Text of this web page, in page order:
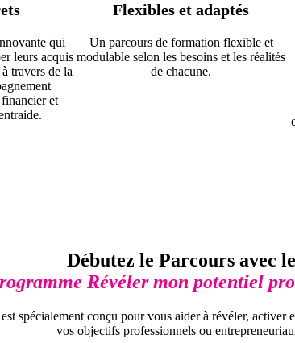
qui
leurs acquis
travers de la
et
Flexibles et adaptés
Un parcours de formation flexible et
modulable selon les besoins et les réalités
de chacune.
Débutez le Parcours avec le
Révéler mon potentiel
spécialement conçu pour vous aider à révéler, activer
vos objectifs professionnels ou